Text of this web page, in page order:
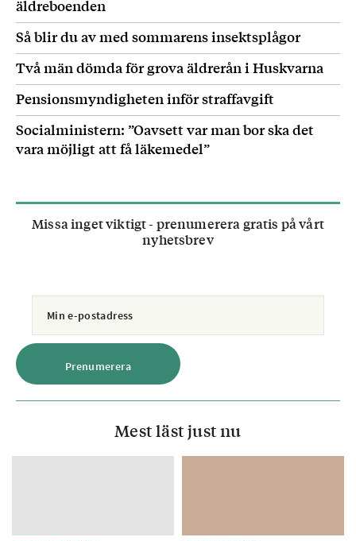
äldreboenden
Så blir du av med sommarens insektsplågor
Två män dömda för grova äldrerån i Huskvarna
Pensionsmyndigheten inför straffavgift
Socialministern: ”Oavsett var man bor ska det
vara möjligt att få läkemedel”
Missa inget viktigt - prenumerera gratis på vårt
nyhetsbrev
Mest läst just nu